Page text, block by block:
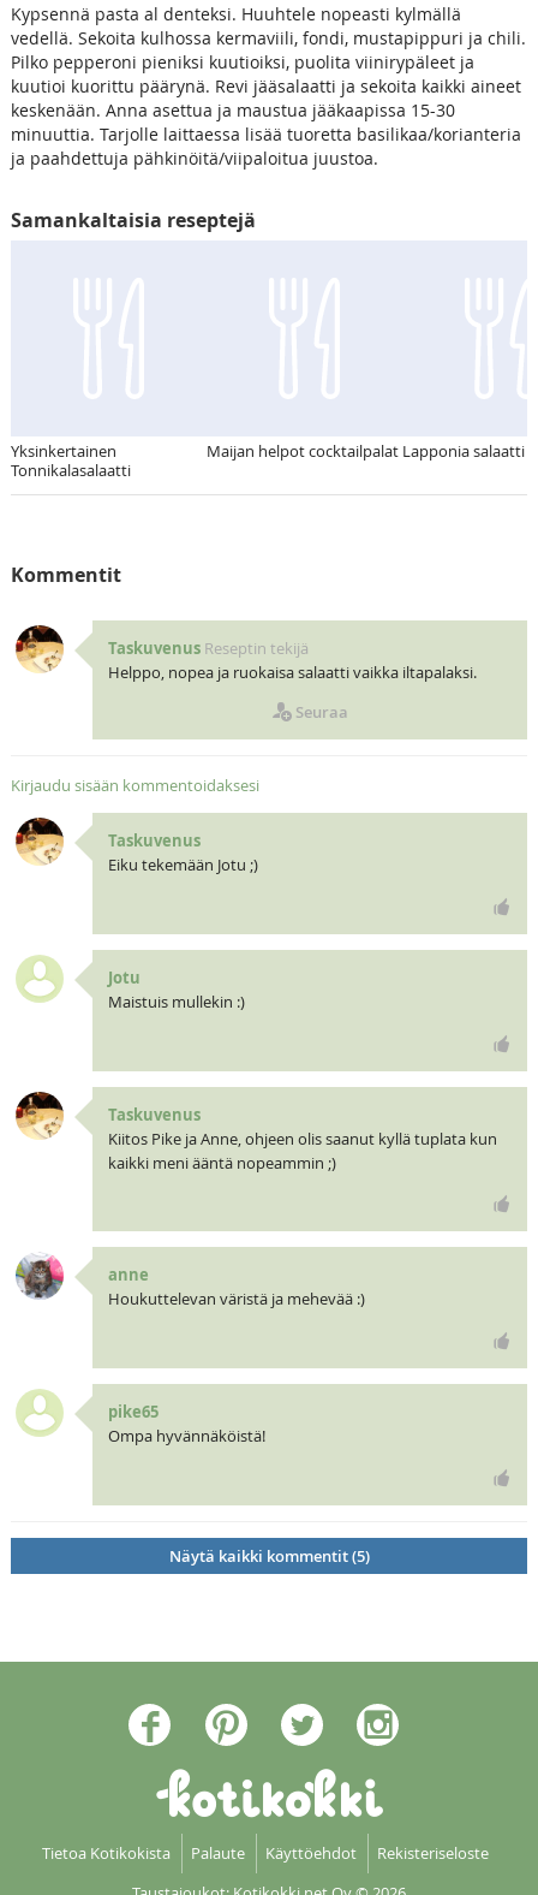
Kypsennä pasta al denteksi. Huuhtele nopeasti kylmällä
vedellä. Sekoita kulhossa kermaviili, fondi, mustapippuri ja chili.
Pilko pepperoni pieniksi kuutioiksi, puolita viinirypäleet ja
kuutioi kuorittu päärynä. Revi jääsalaatti ja sekoita kaikki aineet
keskenään. Anna asettua ja maustua jääkaapissa 15-30
minuuttia. Tarjolle laittaessa lisää tuoretta basilikaa/korianteria
ja paahdettuja pähkinöitä/viipaloitua juustoa.
Samankaltaisia reseptejä
Yksinkertainen
Tonnikalasalaatti
Maijan helpot cocktailpalat Lapponia salaatti
Kommentit
Taskuvenus Reseptin tekijä
Helppo, nopea ja ruokaisa salaatti vaikka iltapalaksi.
Seuraa
Kirjaudu sisään kommentoidaksesi
Taskuvenus
Eiku tekemään Jotu ;)
Jotu
Maistuis mullekin :)
Taskuvenus
Kiitos Pike ja Anne, ohjeen olis saanut kyllä tuplata kun
kaikki meni ääntä nopeammin ;)
anne
Houkuttelevan väristä ja mehevää :)
pike65
Ompa hyvännäköistä!
Näytä kaikki kommentit (5)
Tietoa Kotikokista Palaute Käyttöehdot
Rekisteriseloste